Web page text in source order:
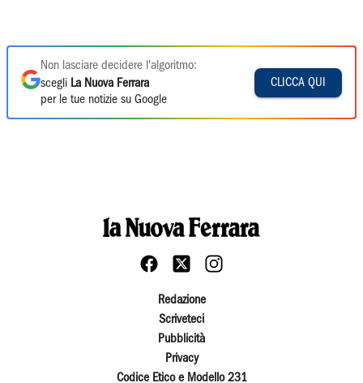
Non lasciare decidere l'algoritmo:
scegli La Nuova Ferrara
per le tue notizie su Google
CLICCA QUI
Redazione
Scriveteci
Pubblicità
Privacy
Codice Etico e Modello 231